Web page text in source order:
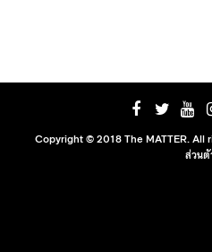
Copyright © 2018 The MATTER. All
ส่วนตั